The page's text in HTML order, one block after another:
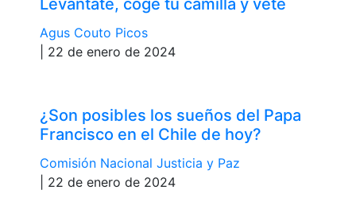
Levántate, coge tu camilla y vete
Agus Couto Picos
| 22 de enero de 2024
¿Son posibles los sueños del Papa
Francisco en el Chile de hoy?
Comisión Nacional Justicia y Paz
| 22 de enero de 2024